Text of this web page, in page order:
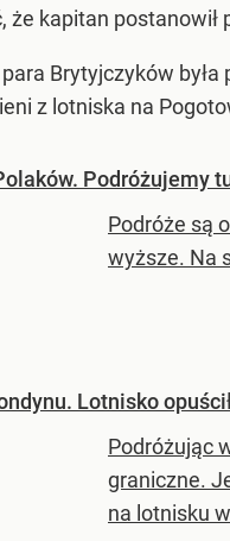
że kapitan
Brytyjczyków
z lotniska na
Podróżujemy
Podróże są
wyższe. Na
Lotnisko
Podróżując
graniczne.
na lotnisku